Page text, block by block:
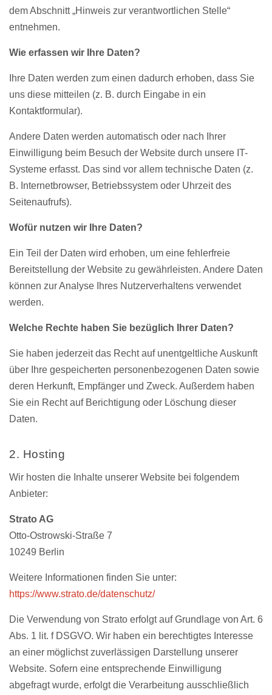
dem Abschnitt „Hinweis zur verantwortlichen Stelle“
entnehmen.
Wie erfassen wir Ihre Daten?
Ihre Daten werden zum einen dadurch erhoben, dass Sie
uns diese mitteilen (z. B. durch Eingabe in ein
Kontaktformular).
Andere Daten werden automatisch oder nach Ihrer
Einwilligung beim Besuch der Website durch unsere IT-
Systeme erfasst. Das sind vor allem technische Daten (z.
B. Internetbrowser, Betriebssystem oder Uhrzeit des
Seitenaufrufs).
Wofür nutzen wir Ihre Daten?
Ein Teil der Daten wird erhoben, um eine fehlerfreie
Bereitstellung der Website zu gewährleisten. Andere Daten
können zur Analyse Ihres Nutzerverhaltens verwendet
werden.
Welche Rechte haben Sie bezüglich Ihrer Daten?
Sie haben jederzeit das Recht auf unentgeltliche Auskunft
über Ihre gespeicherten personenbezogenen Daten sowie
deren Herkunft, Empfänger und Zweck. Außerdem haben
Sie ein Recht auf Berichtigung oder Löschung dieser
Daten.
2. Hosting
Wir hosten die Inhalte unserer Website bei folgendem
Anbieter:
Strato AG
Otto-Ostrowski-Straße 7
10249 Berlin
Weitere Informationen finden Sie unter:
https://www.strato.de/datenschutz/
Die Verwendung von Strato erfolgt auf Grundlage von Art. 6
Abs. 1 lit. f DSGVO. Wir haben ein berechtigtes Interesse
an einer möglichst zuverlässigen Darstellung unserer
Website. Sofern eine entsprechende Einwilligung
abgefragt wurde, erfolgt die Verarbeitung ausschließlich